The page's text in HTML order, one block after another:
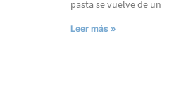
pasta se vuelve de un
Leer más »